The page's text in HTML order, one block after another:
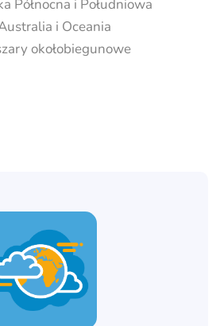
Północna i Południowa
i Oceania
okołobiegunowe